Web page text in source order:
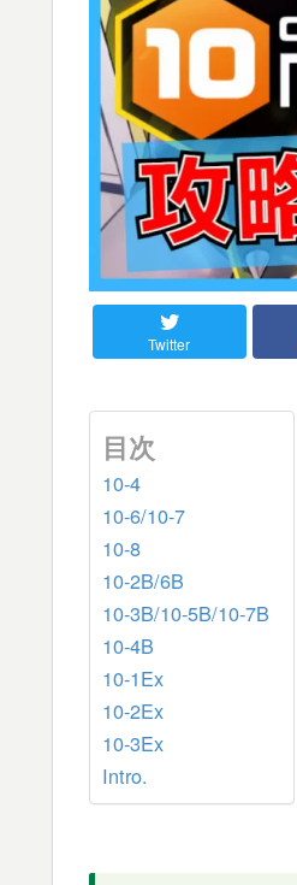
Twitter
目次
10-4
10-6/10-7
10-8
10-2B/6B
10-3B/10-5B/10-7B
10-4B
10-1Ex
10-2Ex
10-3Ex
Intro.